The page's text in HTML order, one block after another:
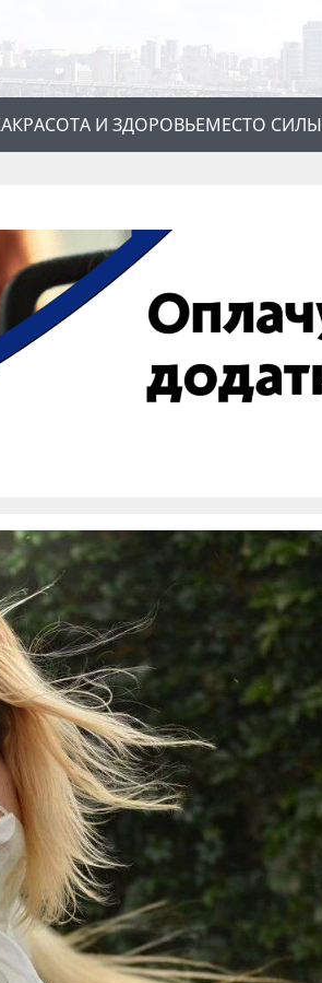
КРАСОТА И ЗДОРОВЬЕМЕСТО СИЛЫ